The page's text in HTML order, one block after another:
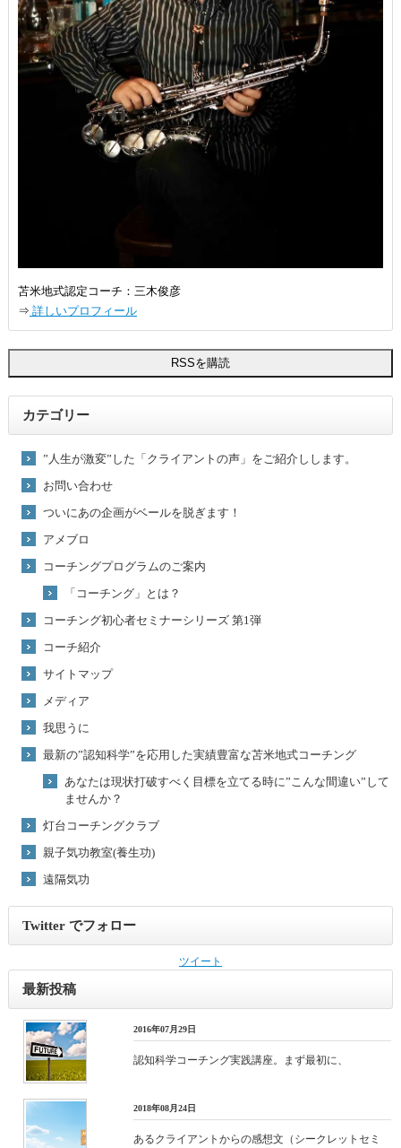
苫米地式認定コーチ：三木俊彦
⇒ 詳しいプロフィール
カテゴリー
”人生が激変”した「クライアントの声」をご紹介しします。
お問い合わせ
ついにあの企画がベールを脱ぎます！
アメブロ
コーチングプログラムのご案内
「コーチング」とは？
コーチング初心者セミナーシリーズ 第1弾
コーチ紹介
サイトマップ
メディア
我思うに
最新の”認知科学”を応用した実績豊富な苫米地式コーチング
あなたは現状打破すべく目標を立てる時に”こんな間違い”して
ませんか？
灯台コーチングクラブ
親子気功教室(養生功)
遠隔気功
Twitter でフォロー
ツイート
最新投稿
2016年07月29日
認知科学コーチング実践講座。まず最初に、
2018年08月24日
あるクライアントからの感想文（シークレットセミ